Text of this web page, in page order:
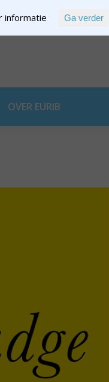
OVER EURIB
informatie Ga verder
EXPERTISE